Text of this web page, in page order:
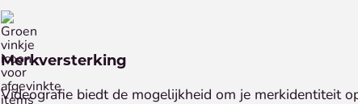
Merkversterking
Videografie biedt de mogelijkheid om je merkidentiteit